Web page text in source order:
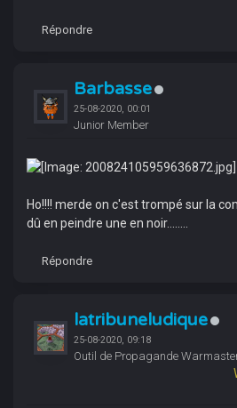
Répondre
Barbasse
25-08-2020, 00:01
Junior Member
Ho!!!! merde on c'est trompé sur la
dû en peindre une en noir........
Répondre
latribuneludique
25-08-2020, 09:18
Outil de Propagande